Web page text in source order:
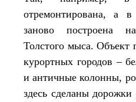
отремонтирована, а
заново построена
Толстого мыса. Объект
курортных городов –
и античные колонны,
здесь сделаны